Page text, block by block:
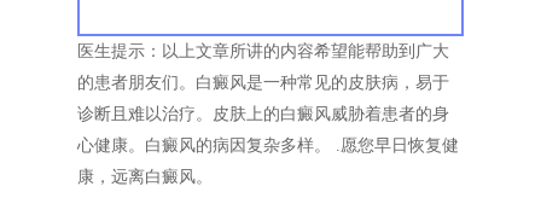
医生提示：以上文章所讲的内容希望能帮助到广大
的患者朋友们。白癜风是一种常见的皮肤病，易于
诊断且难以治疗。皮肤上的白癜风威胁着患者的身
心健康。白癜风的病因复杂多样。 .愿您早日恢复健
康，远离白癜风。